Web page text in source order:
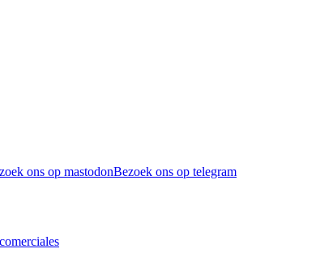
ons op mastodonBezoek ons op telegram